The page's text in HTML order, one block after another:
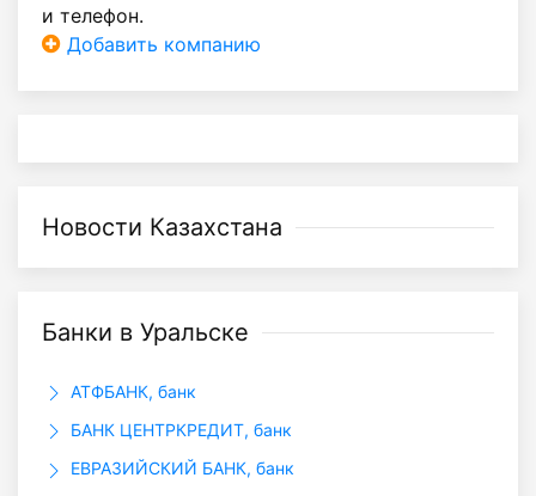
и телефон.
Добавить компанию
Новости Казахстана
Банки в Уральске
АТФБАНК, банк
БАНК ЦЕНТРКРЕДИТ, банк
ЕВРАЗИЙСКИЙ БАНК, банк